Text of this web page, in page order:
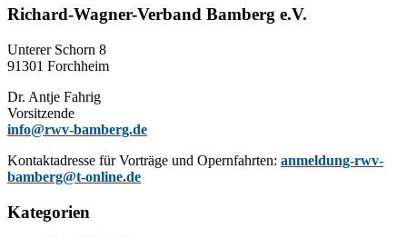
Richard-Wagner-Verband Bamberg e.V.
Un­te­rer Schorn 8
91301 Forchheim
Dr. Ant­je Fahrig
Vorsitzende
info@rwv-bamberg.de
Kon­takt­adres­se für Vor­trä­ge und Opern­fahr­ten: anmeldung-rwv-
bamberg@t-online.de
Kategorien